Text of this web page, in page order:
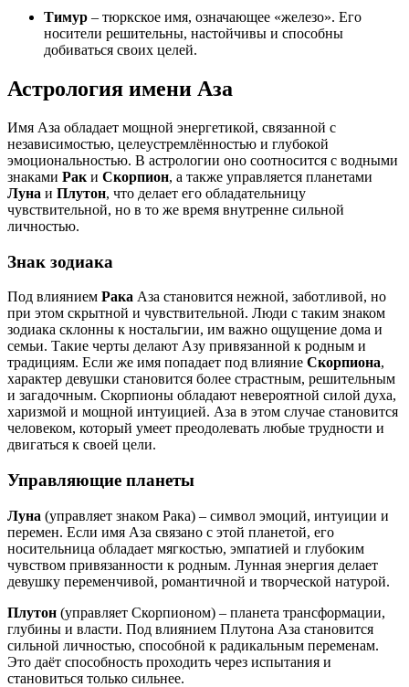
Тимур – тюркское имя, означающее «железо». Его
носители решительны, настойчивы и способны
добиваться своих целей.
Астрология имени Аза
Имя Аза обладает мощной энергетикой, связанной с
независимостью, целеустремлённостью и глубокой
эмоциональностью. В астрологии оно соотносится с водными
знаками Рак и Скорпион, а также управляется планетами
Луна и Плутон, что делает его обладательницу
чувствительной, но в то же время внутренне сильной
личностью.
Знак зодиака
Под влиянием Рака Аза становится нежной, заботливой, но
при этом скрытной и чувствительной. Люди с таким знаком
зодиака склонны к ностальгии, им важно ощущение дома и
семьи. Такие черты делают Азу привязанной к родным и
традициям. Если же имя попадает под влияние Скорпиона,
характер девушки становится более страстным, решительным
и загадочным. Скорпионы обладают невероятной силой духа,
харизмой и мощной интуицией. Аза в этом случае становится
человеком, который умеет преодолевать любые трудности и
двигаться к своей цели.
Управляющие планеты
Луна (управляет знаком Рака) – символ эмоций, интуиции и
перемен. Если имя Аза связано с этой планетой, его
носительница обладает мягкостью, эмпатией и глубоким
чувством привязанности к родным. Лунная энергия делает
девушку переменчивой, романтичной и творческой натурой.
Плутон (управляет Скорпионом) – планета трансформации,
глубины и власти. Под влиянием Плутона Аза становится
сильной личностью, способной к радикальным переменам.
Это даёт способность проходить через испытания и
становиться только сильнее.